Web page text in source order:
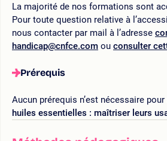
La majorité de nos formations sont
Pour toute question relative à
nous contacter par mail à l’adresse
handicap@cnfce.com ou consulter
Prérequis
Aucun prérequis n’est nécessaire
huiles essentielles : maîtriser leurs